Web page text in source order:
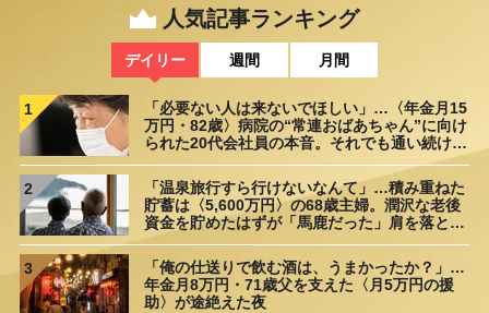
人気記事ランキング
デイリー 週間 月間
1
「必要ない人は来ないでほしい」…〈年金月15
万円・82歳〉病院の“常連おばあちゃん”に向け
られた20代会社員の本音。それでも通い続ける
2
「温泉旅行すら行けないなんて」…積み重ねた
貯蓄は〈5,600万円〉の68歳主婦。潤沢な老後
資金を貯めたはずが「馬鹿だった」肩を落とす
3
「俺の仕送りで飲む酒は、うまかったか？」…
年金月8万円・71歳父を支えた〈月5万円の援
助〉が途絶えた夜